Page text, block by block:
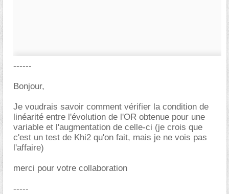
------
Bonjour,
Je voudrais savoir comment vérifier la condition de
linéarité entre l'évolution de l'OR obtenue pour une
variable et l'augmentation de celle-ci (je crois que
c'est un test de Khi2 qu'on fait, mais je ne vois pas
l'affaire)
merci pour votre collaboration
-----